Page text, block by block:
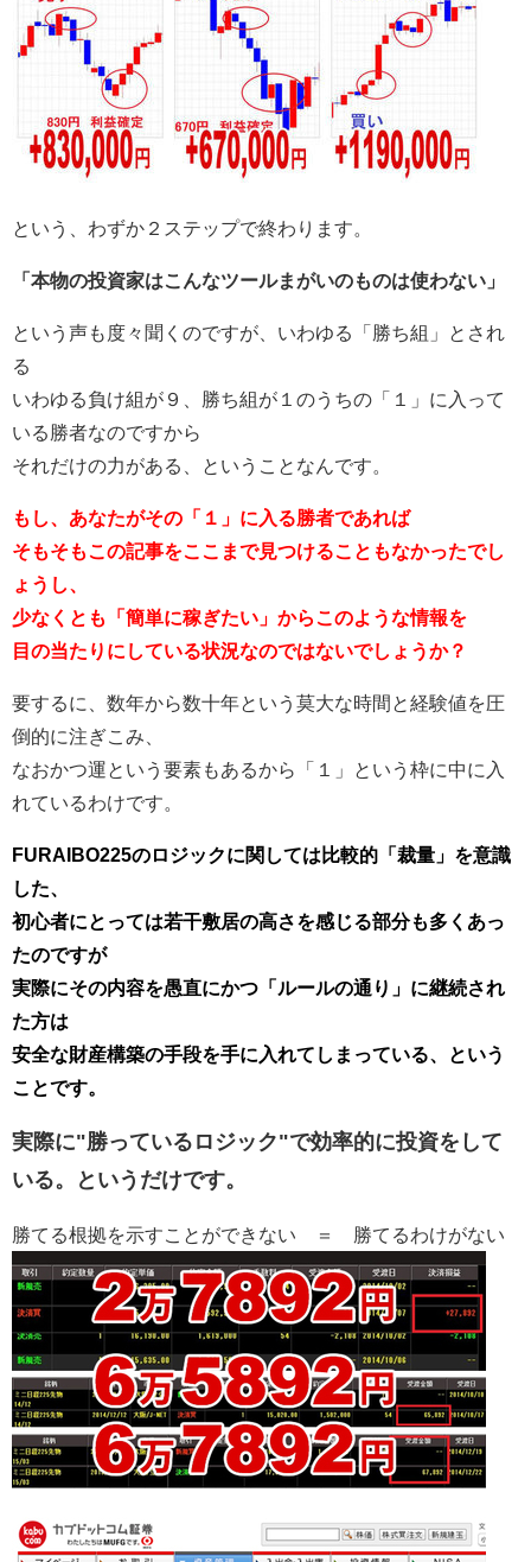
という、わずか２ステップで終わります。
「本物の投資家はこんなツールまがいのものは使わない」
という声も度々聞くのですが、いわゆる「勝ち組」とされ
る
いわゆる負け組が９、勝ち組が１のうちの「１」に入って
いる勝者なのですから
それだけの力がある、ということなんです。
もし、あなたがその「１」に入る勝者であれば
そもそもこの記事をここまで見つけることもなかったでし
ょうし、
少なくとも「簡単に稼ぎたい」からこのような情報を
目の当たりにしている状況なのではないでしょうか？
要するに、数年から数十年という莫大な時間と経験値を圧
倒的に注ぎこみ、
なおかつ運という要素もあるから「１」という枠に中に入
れているわけです。
FURAIBO225のロジックに関しては比較的「裁量」を意識
した、
初心者にとっては若干敷居の高さを感じる部分も多くあっ
たのですが
実際にその内容を愚直にかつ「ルールの通り」に継続され
た方は
安全な財産構築の手段を手に入れてしまっている、という
ことです。
実際に"勝っているロジック"で効率的に投資をして
いる。というだけです。
勝てる根拠を示すことができない ＝ 勝てるわけがない